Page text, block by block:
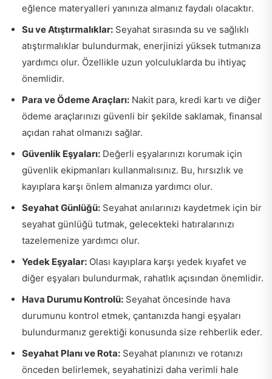
eğlence materyalleri yanınıza almanız faydalı olacaktır.
Su ve Atıştırmalıklar: Seyahat sırasında su ve sağlıklı
atıştırmalıklar bulundurmak, enerjinizi yüksek tutmanıza
yardımcı olur. Özellikle uzun yolculuklarda bu ihtiyaç
önemlidir.
Para ve Ödeme Araçları: Nakit para, kredi kartı ve diğer
ödeme araçlarınızı güvenli bir şekilde saklamak, finansal
açıdan rahat olmanızı sağlar.
Güvenlik Eşyaları: Değerli eşyalarınızı korumak için
güvenlik ekipmanları kullanmalısınız. Bu, hırsızlık ve
kayıplara karşı önlem almanıza yardımcı olur.
Seyahat Günlüğü: Seyahat anılarınızı kaydetmek için bir
seyahat günlüğü tutmak, gelecekteki hatıralarınızı
tazelemenize yardımcı olur.
Yedek Eşyalar: Olası kayıplara karşı yedek kıyafet ve
diğer eşyaları bulundurmak, rahatlık açısından önemlidir.
Hava Durumu Kontrolü: Seyahat öncesinde hava
durumunu kontrol etmek, çantanızda hangi eşyaları
bulundurmanız gerektiği konusunda size rehberlik eder.
Seyahat Planı ve Rota: Seyahat planınızı ve rotanızı
önceden belirlemek, seyahatinizi daha verimli hale